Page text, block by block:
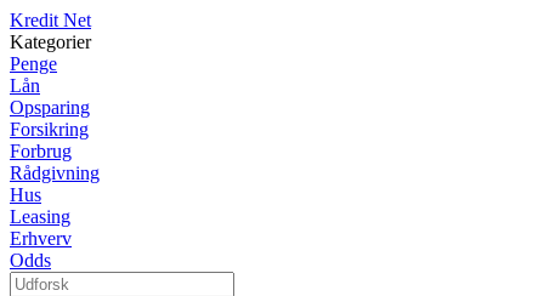
Kredit Net
Kategorier
Penge
Lån
Opsparing
Forsikring
Forbrug
Rådgivning
Hus
Leasing
Erhverv
Odds